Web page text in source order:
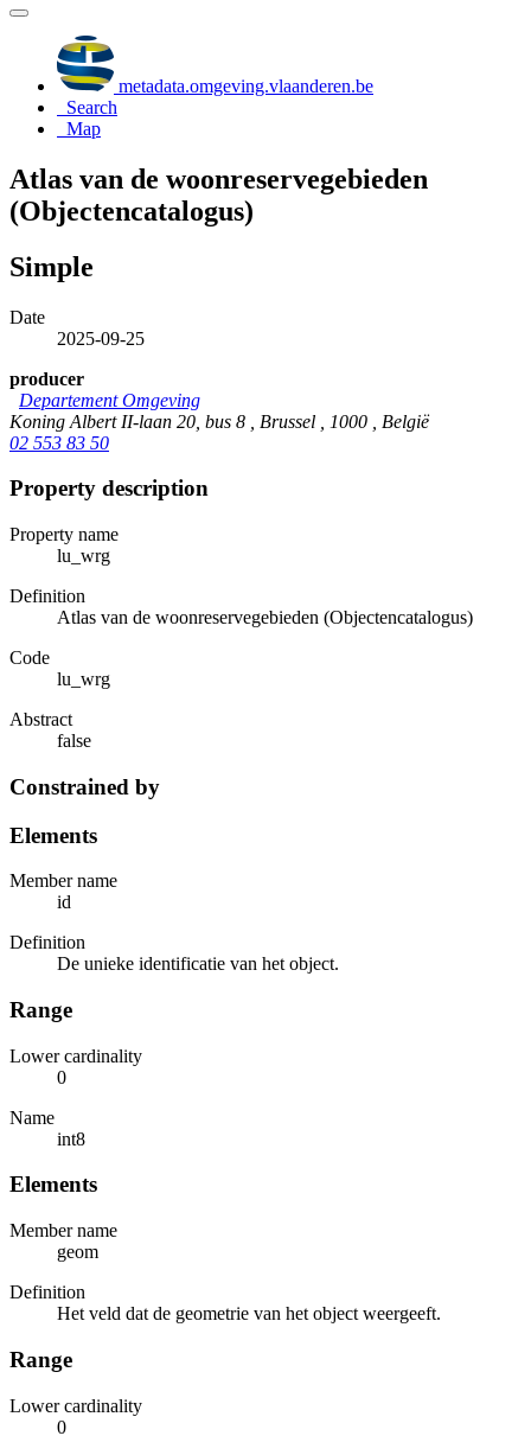
metadata.omgeving.vlaanderen.be
Search
Map
Atlas van de woonreservegebieden
(Objectencatalogus)
Simple
Date
2025-09-25
producer
Departement Omgeving
Koning Albert II-laan 20, bus 8 , Brussel , 1000 , België
02 553 83 50
Property description
Property name
lu_wrg
Definition
Atlas van de woonreservegebieden (Objectencatalogus)
Code
lu_wrg
Abstract
false
Constrained by
Elements
Member name
id
Definition
De unieke identificatie van het object.
Range
Lower cardinality
0
Name
int8
Elements
Member name
geom
Definition
Het veld dat de geometrie van het object weergeeft.
Range
Lower cardinality
0